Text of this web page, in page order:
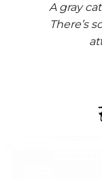
A gray
There’s